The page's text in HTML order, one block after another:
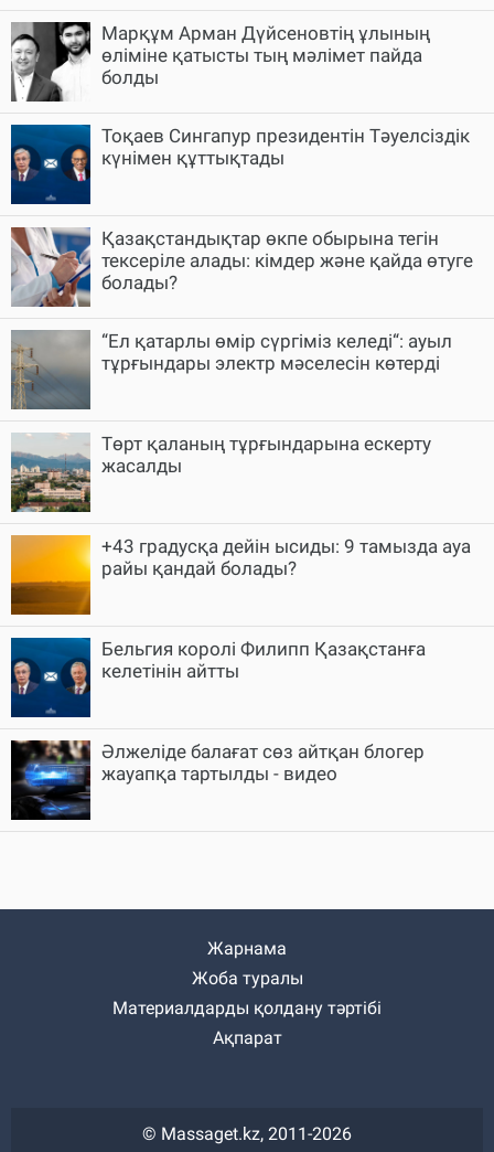
Марқұм Арман Дүйсеновтің ұлының
өліміне қатысты тың мәлімет пайда
болды
Тоқаев Сингапур президентін Тәуелсіздік
күнімен құттықтады
Қазақстандықтар өкпе обырына тегін
тексеріле алады: кімдер және қайда өтуге
болады?
“Ел қатарлы өмір сүргіміз келеді“: ауыл
тұрғындары электр мәселесін көтерді
Төрт қаланың тұрғындарына ескерту
жасалды
+43 градусқа дейін ысиды: 9 тамызда ауа
райы қандай болады?
Бельгия королі Филипп Қазақстанға
келетінін айтты
Әлжеліде балағат сөз айтқан блогер
жауапқа тартылды - видео
Жарнама
Жоба туралы
Материалдарды қолдану тәртібі
Ақпарат
© Massaget.kz, 2011-2026